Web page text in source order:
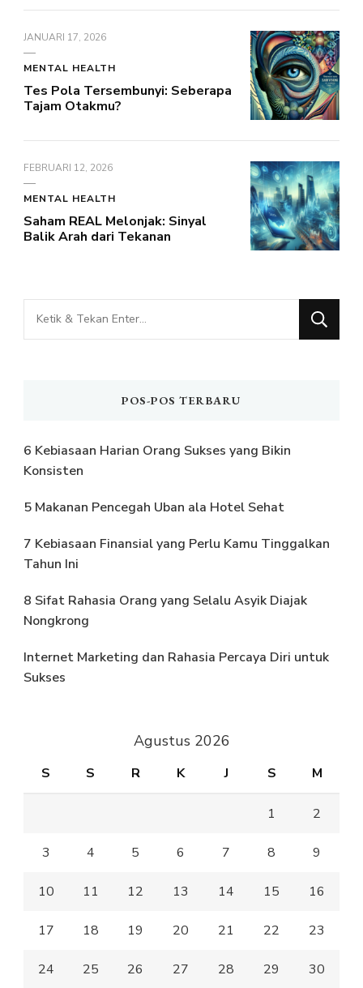
JANUARI 17, 2026
MENTAL HEALTH
Tes Pola Tersembunyi: Seberapa
Tajam Otakmu?
FEBRUARI 12, 2026
MENTAL HEALTH
Saham REAL Melonjak: Sinyal
Balik Arah dari Tekanan
Mencari
Sesuatu?
POS-POS TERBARU
6 Kebiasaan Harian Orang Sukses yang Bikin
Konsisten
5 Makanan Pencegah Uban ala Hotel Sehat
7 Kebiasaan Finansial yang Perlu Kamu Tinggalkan
Tahun Ini
8 Sifat Rahasia Orang yang Selalu Asyik Diajak
Nongkrong
Internet Marketing dan Rahasia Percaya Diri untuk
Sukses
Agustus 2026
S S R K J S M
1 2
3 4 5 6 7 8 9
10 11 12 13 14 15 16
17 18 19 20 21 22 23
24 25 26 27 28 29 30